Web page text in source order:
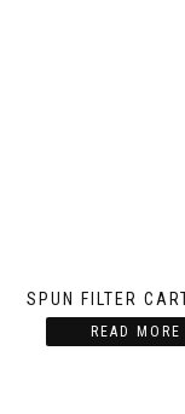
SPUN FILTER
READ MORE